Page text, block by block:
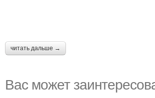
читать дальше →
Вас может